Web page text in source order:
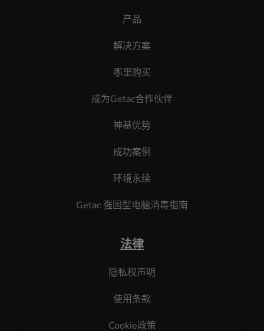
产品
解决方案
哪里购买
成为Getac合作伙伴
神基优势
成功案例
环境永续
Getac 强固型电脑消毒指南
法律
隐私权声明
使用条款
Cookie政策